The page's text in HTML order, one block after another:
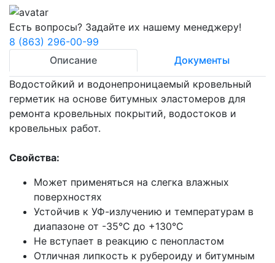
Есть вопросы? Задайте их нашему менеджеру!
8 (863) 296-00-99
Описание
Документы
Водостойкий и водонепроницаемый кровельный
герметик на основе битумных эластомеров для
ремонта кровельных покрытий, водостоков и
кровельных работ.
Свойства:
Может применяться на слегка влажных
поверхностях
Устойчив к УФ-излучению и температурам в
диапазоне от -35°C до +130°C
Не вступает в реакцию с пенопластом
Отличная липкость к рубероиду и битумным